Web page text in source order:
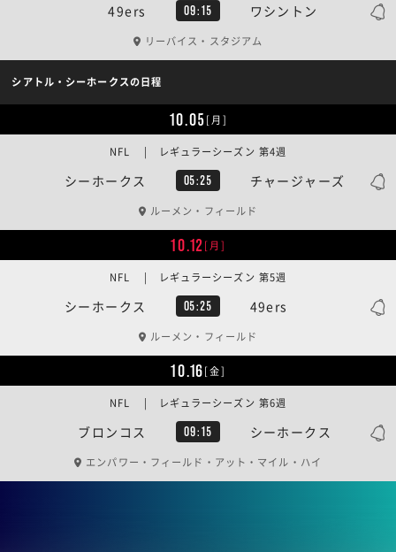
49ers 09:15 ワシントン
リーバイス・スタジアム
シアトル・シーホークスの日程
10.05[月]
シーホークス 05:25 チャージャーズ
NFL | レギュラーシーズン 第4週
ルーメン・フィールド
10.12[月]
シーホークス 05:25 49ers
NFL | レギュラーシーズン 第5週
ルーメン・フィールド
10.16[金]
ブロンコス 09:15 シーホークス
NFL | レギュラーシーズン 第6週
エンパワー・フィールド・アット・マイル・ハイ